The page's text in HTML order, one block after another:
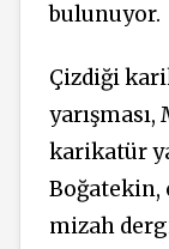
bulunuyor.
Çizdiği
karikatür
Boğatekin,
mizah